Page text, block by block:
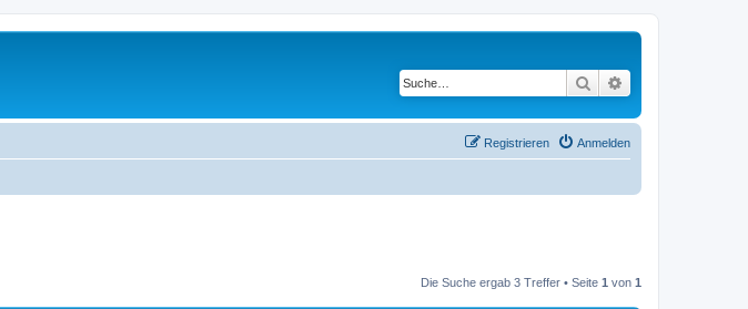
Suche
Anmelden
Registrieren
Die Suche ergab 3 Treffer • Seite 1 von 1